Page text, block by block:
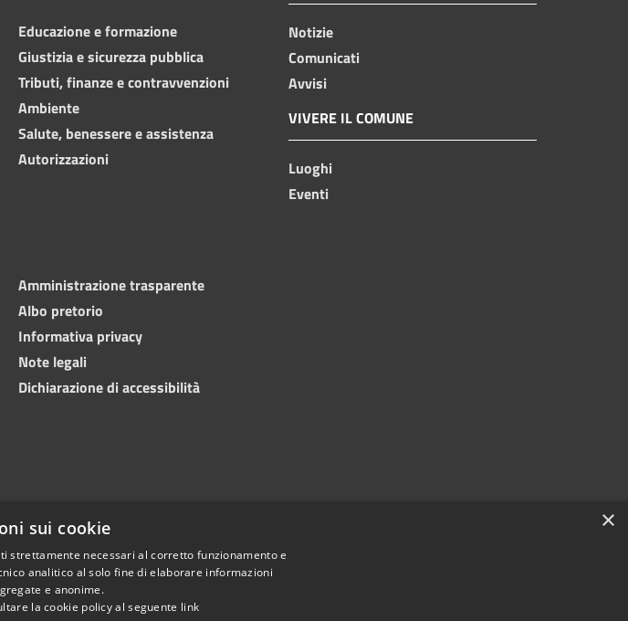
Educazione e formazione
Giustizia e sicurezza pubblica
Tributi, finanze e contravvenzioni
Ambiente
Salute, benessere e assistenza
Autorizzazioni
Notizie
Comunicati
Avvisi
VIVERE IL COMUNE
Luoghi
Eventi
Amministrazione trasparente
Albo pretorio
Informativa privacy
Note legali
Dichiarazione di accessibilità
×
sui cookie
strettamente necessari al corretto funzionamento e
analitico al solo fine di elaborare informazioni
e anonime.
la cookie policy al seguente link